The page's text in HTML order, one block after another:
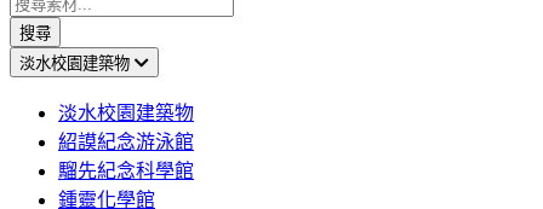
搜尋
淡水校園建築物
淡水校園建築物
紹謨紀念游泳館
騮先紀念科學館
鍾靈化學館